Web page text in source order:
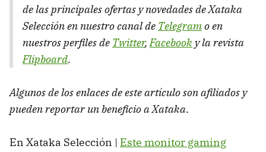
de las principales ofertas y novedades de Xataka
Selección en nuestro canal de Telegramo en
nuestros perfiles de Twitter, Facebook y la revista
Flipboard.
Algunos de los enlaces de este artículo son afiliados y
pueden reportar un beneficio a Xataka.
En Xataka Selección | Este monitor gaming